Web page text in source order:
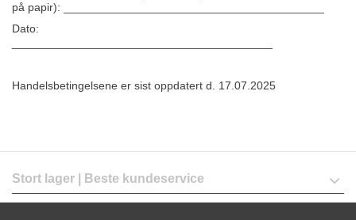
på papir): _________________________________________
Dato:
Handelsbetingelsene er sist oppdatert d. 17.07.2025
Stort lager | Beste kundeservice